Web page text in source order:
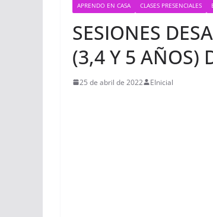
APRENDO EN CASA CLASES PRESENCIALES
SESIONES
(3,4 Y 5 AÑOS)
25 de abril de 2022 EInicial